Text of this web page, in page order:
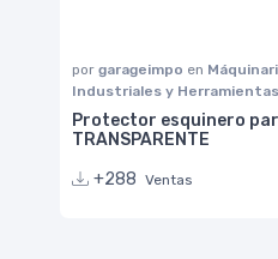
por garageimpo en
Industriales y Herramientas
Protector esquinero
TRANSPARENTE
+288 Ventas